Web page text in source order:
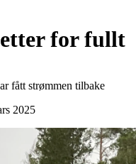
for fullt
fått strømmen tilbake
2025